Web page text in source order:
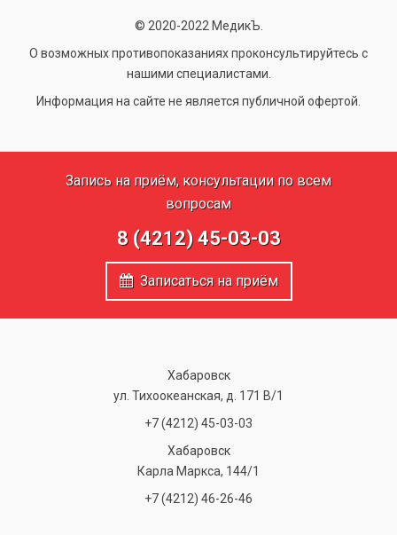
© 2020-2022 МедикЪ.
О возможных противопоказаниях проконсультируйтесь с
нашими специалистами.
Информация на сайте не является публичной офертой.
Запись на приём, консультации по всем
вопросам
8 (4212) 45-03-03
Записаться на приём
Хабаровск
ул. Тихоокеанская, д. 171 В/1
+7 (4212) 45-03-03
Хабаровск
Карла Маркса, 144/1
+7 (4212) 46-26-46